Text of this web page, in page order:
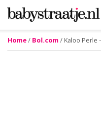
MAMAVLOGS
ZWANGER
BABY
LIFESTYLE
MUSTHAVES
CELEBS
ADVIES
WEBSHOPS
GRATIS
WIN
KORTINGEN
Home/ Bol.com / Kaloo Perle